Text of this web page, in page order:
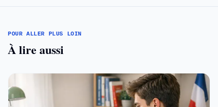
POUR ALLER PLUS LOIN
À lire aussi